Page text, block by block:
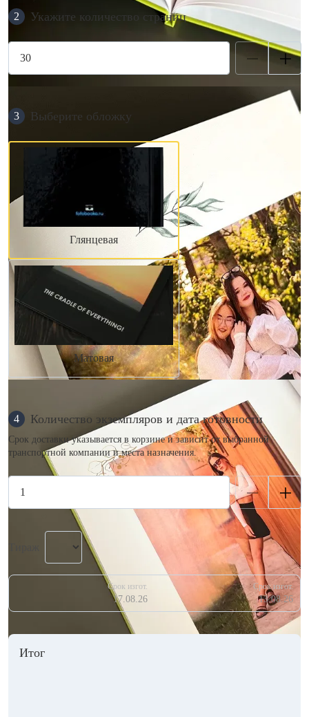
2 Укажите количество страниц
3 Выберите обложку
Глянцевая
Матовая
4 Количество экземпляров и дата готовности
Срок доставки указывается в корзине и зависит от выбранной
транспортной компании и места назначения.
Срок изгот.
17.08.26
Срок изгот.
13.08.26
Итог